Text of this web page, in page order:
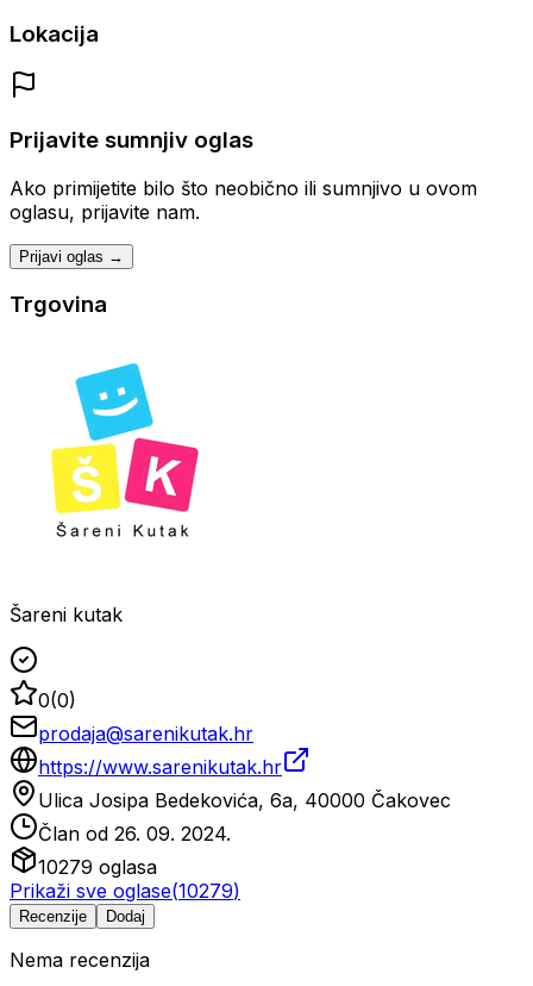
Lokacija
Prijavite sumnjiv oglas
Ako primijetite bilo što neobično ili sumnjivo u ovom
oglasu, prijavite nam.
Prijavi oglas →
Trgovina
Šareni kutak
0(0)
prodaja@sarenikutak.hr
https://www.sarenikutak.hr
Ulica Josipa Bedekovića, 6a, 40000 Čakovec
Član od 26. 09. 2024.
10279 oglasa
Prikaži sve oglase(10279)
Recenzije Dodaj
Nema recenzija